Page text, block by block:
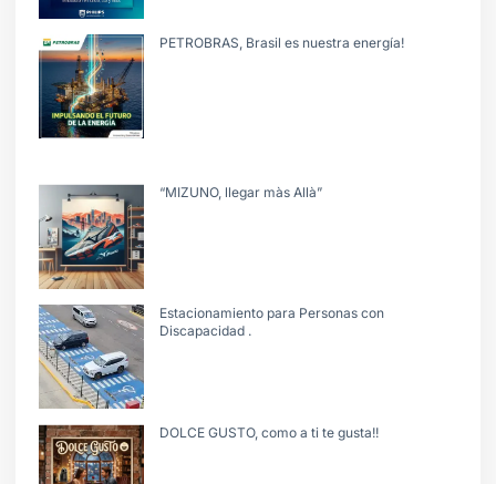
PETROBRAS, Brasil es nuestra energía!
“MIZUNO, llegar màs Allà”
Estacionamiento para Personas con
Discapacidad .
DOLCE GUSTO, como a ti te gusta!!